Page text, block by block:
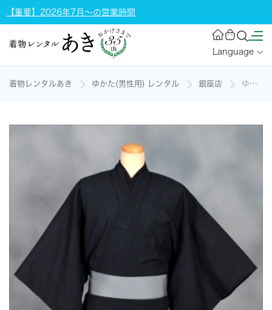
【重要】2026年7月～の営業時間
Language
着物レンタルあき ゆかた(男性用) レンタル 銀座店 ゆかた(男物)[158-168cm]の着物レンタル